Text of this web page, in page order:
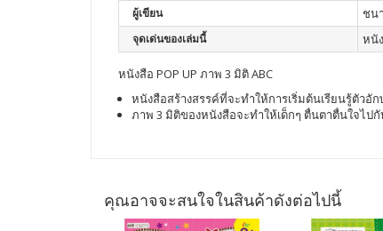
ผู้เขียน ชน
จุดเด่นของเล่มนี้ หนั
หนังสือ POP UP ภาพ 3 มิติ ABC
หนังสือสร้างสรรค์ที่จะทำให้การเริ่มต้นเรียนรู้ตัวอั
ภาพ 3 มิติของหนังสือจะทำให้เด็กๆ ตื่นตาตื่นใจไ
คุณอาจจะสนใจในสินค้าดังต่อไปนี้